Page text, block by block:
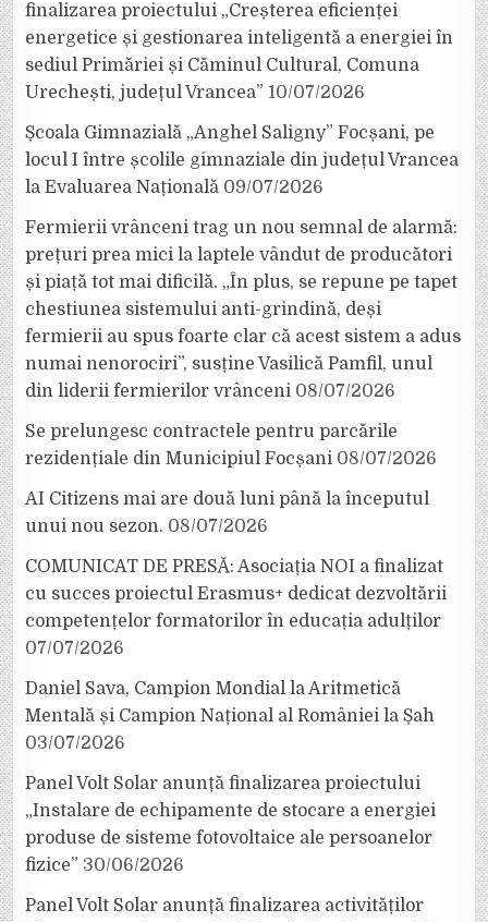
finalizarea proiectului „Creșterea eficienței
energetice și gestionarea inteligentă a energiei în
sediul Primăriei și Căminul Cultural, Comuna
Urechești, județul Vrancea” 10/07/2026
Școala Gimnazială „Anghel Saligny” Focșani, pe
locul I între școlile gimnaziale din județul Vrancea
la Evaluarea Națională 09/07/2026
Fermierii vrânceni trag un nou semnal de alarmă:
prețuri prea mici la laptele vândut de producători
și piață tot mai dificilă. „În plus, se repune pe tapet
chestiunea sistemului anti-grindină, deși
fermierii au spus foarte clar că acest sistem a adus
numai nenorociri”, susține Vasilică Pamfil, unul
din liderii fermierilor vrânceni 08/07/2026
Se prelungesc contractele pentru parcările
rezidențiale din Municipiul Focșani 08/07/2026
AI Citizens mai are două luni până la începutul
unui nou sezon. 08/07/2026
COMUNICAT DE PRESĂ: Asociația NOI a finalizat
cu succes proiectul Erasmus+ dedicat dezvoltării
competențelor formatorilor în educația adulților
07/07/2026
Daniel Sava, Campion Mondial la Aritmetică
Mentală și Campion Național al României la Șah
03/07/2026
Panel Volt Solar anunță finalizarea proiectului
„Instalare de echipamente de stocare a energiei
produse de sisteme fotovoltaice ale persoanelor
fizice” 30/06/2026
Panel Volt Solar anunță finalizarea activităților